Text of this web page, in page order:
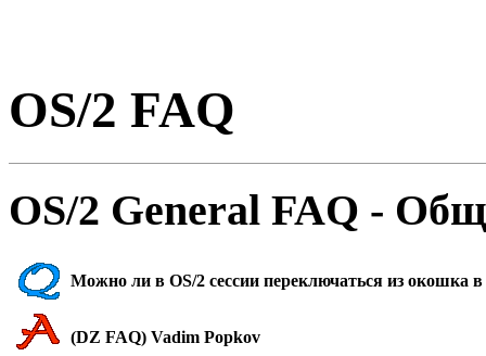
OS/2 FAQ
OS/2 General FAQ -
Можно ли в OS/2 сессии переключаться из окошка
(DZ FAQ) Vadim Popkov